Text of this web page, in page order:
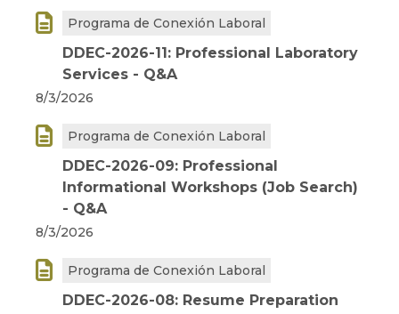
 Programa de Conexión Laboral
DDEC-2026-11: Professional Laboratory
Services - Q&A
8/3/2026
 Programa de Conexión Laboral
DDEC-2026-09: Professional
Informational Workshops (Job Search)
- Q&A
8/3/2026
 Programa de Conexión Laboral
DDEC-2026-08: Resume Preparation